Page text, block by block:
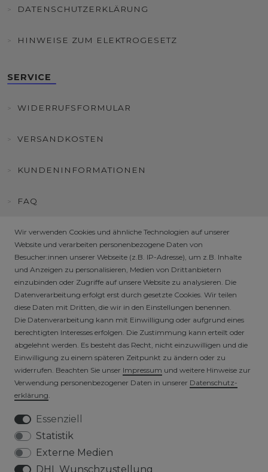
DATENSCHUTZERKLÄRUNG
HINWEISE ZUM ELEKTROGESETZ
SERVICE
WIDERRUFSFORMULAR
VERSANDKOSTEN
KUNDENINFORMATIONEN
FAQ
HÄNDLER / B2B SHOP
SICHERE ZAHLARTEN
VERSICHERTER VERSAND
Wir verwenden Cookies und ähnliche Technologien auf unserer
Website und verarbeiten personenbezogene Daten von
Besucher:innen unserer Webseite (z.B. IP-Adresse), um z.B. Inhalte
und Anzeigen zu personalisieren, Medien von Drittanbietern
einzubinden oder Zugriffe auf unsere Website zu analysieren. Die
Datenverarbeitung erfolgt erst durch gesetzte Cookies. Wir teilen
diese Daten mit Dritten, die wir in den Einstellungen benennen.
Die Datenverarbeitung kann mit Einwilligung oder aufgrund eines
berechtigten Interesses erfolgen. Die Zustimmung kann erteilt oder
abgelehnt werden. Es besteht das Recht, nicht einzuwilligen und die
Einwilligung zu einem späteren Zeitpunkt zu ändern oder zu
widerrufen. Beachten Sie unser Impressum und weitere Hinweise zur
Verwendung personenbezogener Daten in unserer Daten­schutz­
erklärung.
Essenziell
Statistik
Externe Medien
DHL Wunschzustellung